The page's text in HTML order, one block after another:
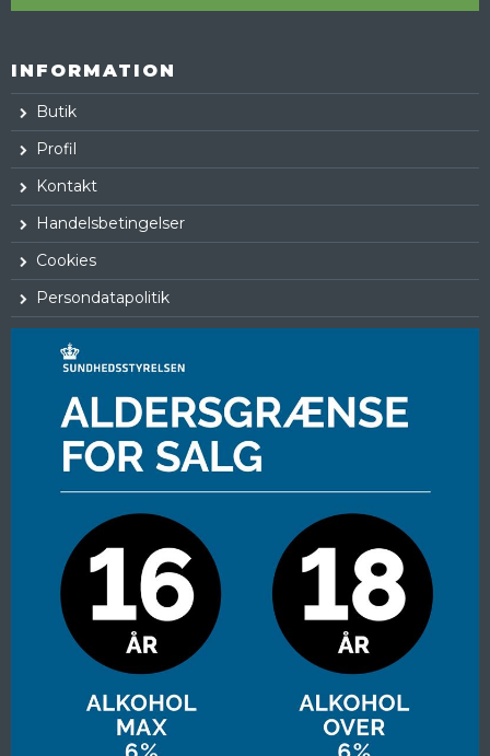
INFORMATION
Butik
Profil
Kontakt
Handelsbetingelser
Cookies
Persondatapolitik